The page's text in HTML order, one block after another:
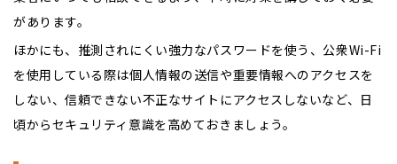
があります。
ほかにも、推測されにくい強力なパスワードを使う、公衆Wi-Fi
を使用している際は個人情報の送信や重要情報へのアクセスを
しない、信頼できない不正なサイトにアクセスしないなど、日
頃からセキュリティ意識を高めておきましょう。